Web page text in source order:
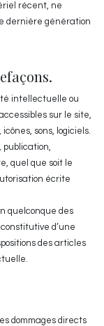
récent, ne
dernière génération
intellectuelle ou
sur le site,
sons, logiciels.
publication,
quel que soit le
écrite
quelconque des
d’une
des articles
dommages directs